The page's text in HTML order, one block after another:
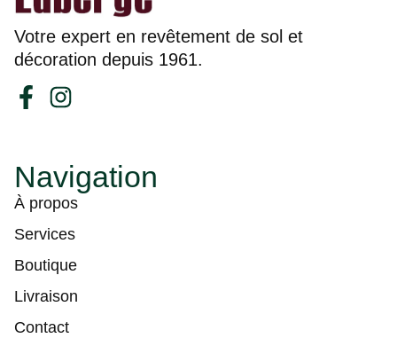
Votre expert en revêtement de sol et
décoration depuis 1961.
Navigation
À propos
Services
Boutique
Livraison
Contact